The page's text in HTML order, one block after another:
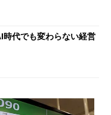
時代でも変わらない経営